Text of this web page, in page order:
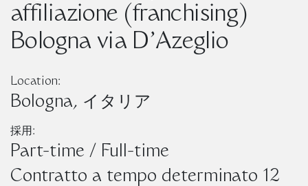
affiliazione (franchising)
Bologna via D’Azeglio
Location:
Bologna, イタリア
採用:
Part-time / Full-time
Contratto a tempo determinato 12